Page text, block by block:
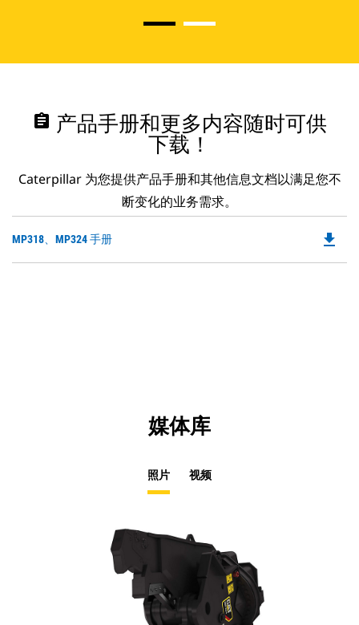
assignment 产品手册和更多内容随时可供
下载！
Caterpillar 为您提供产品手册和其他信息文档以满足您不
断变化的业务需求。
MP318、MP324 手册 file_download
媒体库
照片 视频